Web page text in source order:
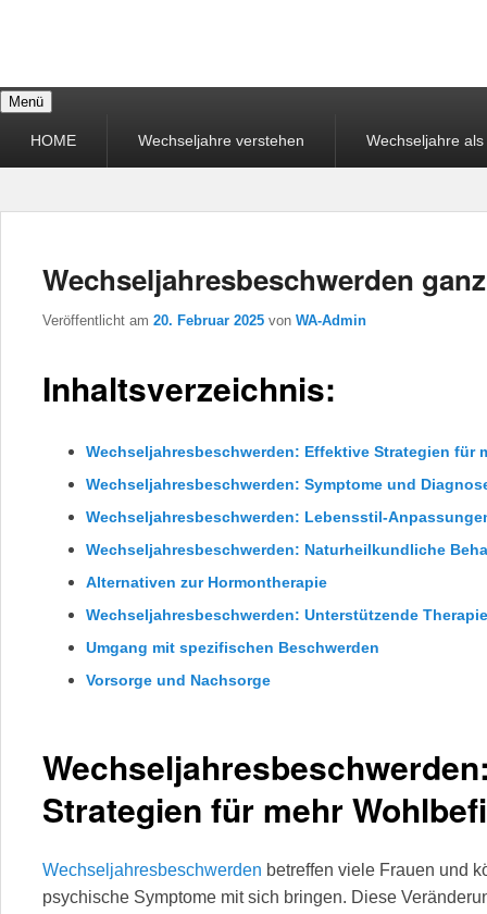
annehmen –
glücklicher leben
Menü
MenüHOME Wechseljahre verstehen Wechseljahre
Wechseljahresbeschwerden
Veröffentlicht am 20. Februar 2025 von WA-Admin
Inhaltsverzeichnis:
Wechseljahresbeschwerden: Effektive Strategien für
Wechseljahresbeschwerden: Symptome und
Wechseljahresbeschwerden: Lebensstil-
Wechseljahresbeschwerden: Naturheilkundliche
Alternativen zur Hormontherapie
Wechseljahresbeschwerden: Unterstützende
Umgang mit spezifischen Beschwerden
Vorsorge und Nachsorge
Strategien für mehr
Wechseljahresbeschwerden betreffen viele Frauen und
psychische Symptome mit sich bringen. Diese